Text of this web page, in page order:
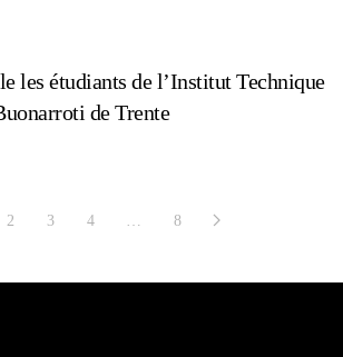
les étudiants de l’Institut Technique
de Trente
2 3 4 8